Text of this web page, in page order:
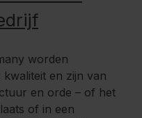
worden
en zijn van
en orde – of het
of in een